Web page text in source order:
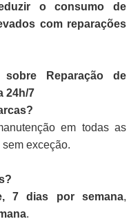
o consumo de
com reparações
sobre Reparação de
24h/7
em todas as
exceção.
7 dias por semana,
.